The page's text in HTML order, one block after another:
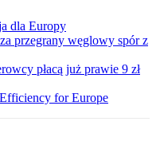
dla Europy
przegrany węglowy spór z
płacą już prawie 9 zł
for Europe